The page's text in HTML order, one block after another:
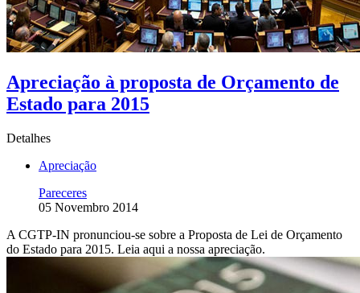
Apreciação à proposta de Orçamento de
Estado para 2015
Detalhes
Apreciação
Pareceres
05 Novembro 2014
A CGTP-IN pronunciou-se sobre a Proposta de Lei de Orçamento
do Estado para 2015. Leia aqui a nossa apreciação.